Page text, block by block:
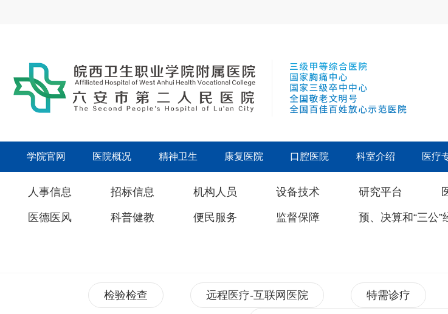
学院官网 医院概况 精神卫生 康复医院 口腔医院 科室介绍 医疗
人事信息 招标信息 机构人员 设备技术 研究平台
医德医风 科普健教 便民服务 监督保障 预、决算和“三公
检验检查 远程医疗-互联网医院 特需诊疗